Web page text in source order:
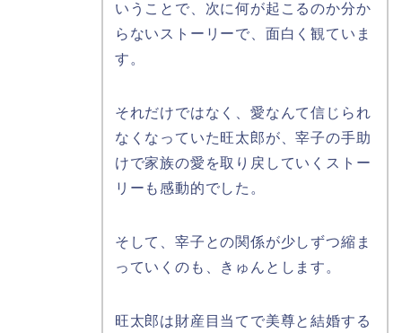
いうことで、次に何が起こるのか分か
らないストーリーで、面白く観ていま
す。
それだけではなく、愛なんて信じられ
なくなっていた旺太郎が、宰子の手助
けで家族の愛を取り戻していくストー
リーも感動的でした。
そして、宰子との関係が少しずつ縮ま
っていくのも、きゅんとします。
旺太郎は財産目当てで美尊と結婚する